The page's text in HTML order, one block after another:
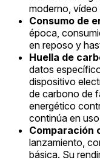
moderno,
Consumo de
época,
en reposo y
Huella de
datos
dispositivo
de carbono de
energético
continúa en
Comparación
lanzamiento,
básica. Su